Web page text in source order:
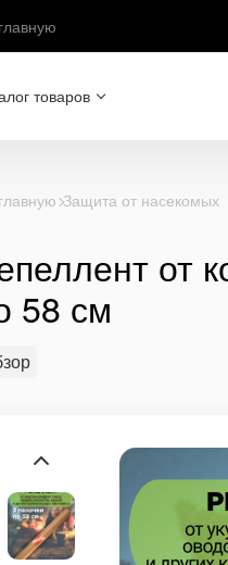
товаров
Защита от насекомых
от
58 см